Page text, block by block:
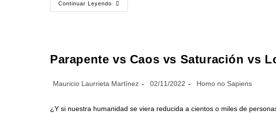
Continuar Leyendo
Parapente vs Caos vs Saturación vs
Mauricio Laurrieta Martínez 02/11/2022 Homo no Sapiens
¿Y si nuestra humanidad se viera reducida a cientos o miles de